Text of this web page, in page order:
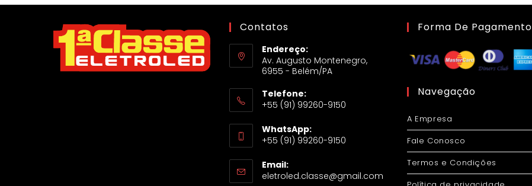
Contatos
Endereço:
Av. Augusto Montenegro,
6955 - Belém/PA
Telefone:
+55 (91) 99260-9150
WhatsApp:
+55 (91) 99260-9150
Email:
eletroled.classe@gmail.com
Forma De Pagamento
Navegação
A Empresa
Fale Conosco
Termos e Condições